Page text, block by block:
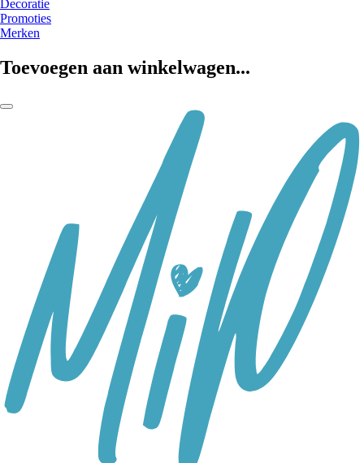
Decoratie
Promoties
Merken
Toevoegen aan winkelwagen...